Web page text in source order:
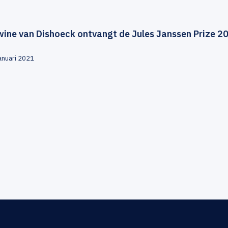
van Dishoeck ontvangt de Jules Janssen Prize
2021